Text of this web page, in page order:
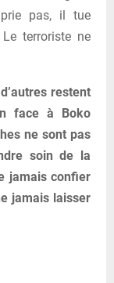
pas, il tue
terroriste ne
restent
face à Boko
ne sont pas
soin de la
jamais confier
jamais laisser